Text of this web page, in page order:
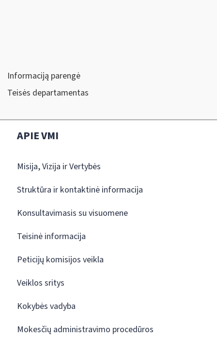
Informaciją parengė
Teisės departamentas
APIE VMI
Misija, Vizija ir Vertybės
Struktūra ir kontaktinė informacija
Konsultavimasis su visuomene
Teisinė informacija
Peticijų komisijos veikla
Veiklos sritys
Kokybės vadyba
Mokesčių administravimo procedūros